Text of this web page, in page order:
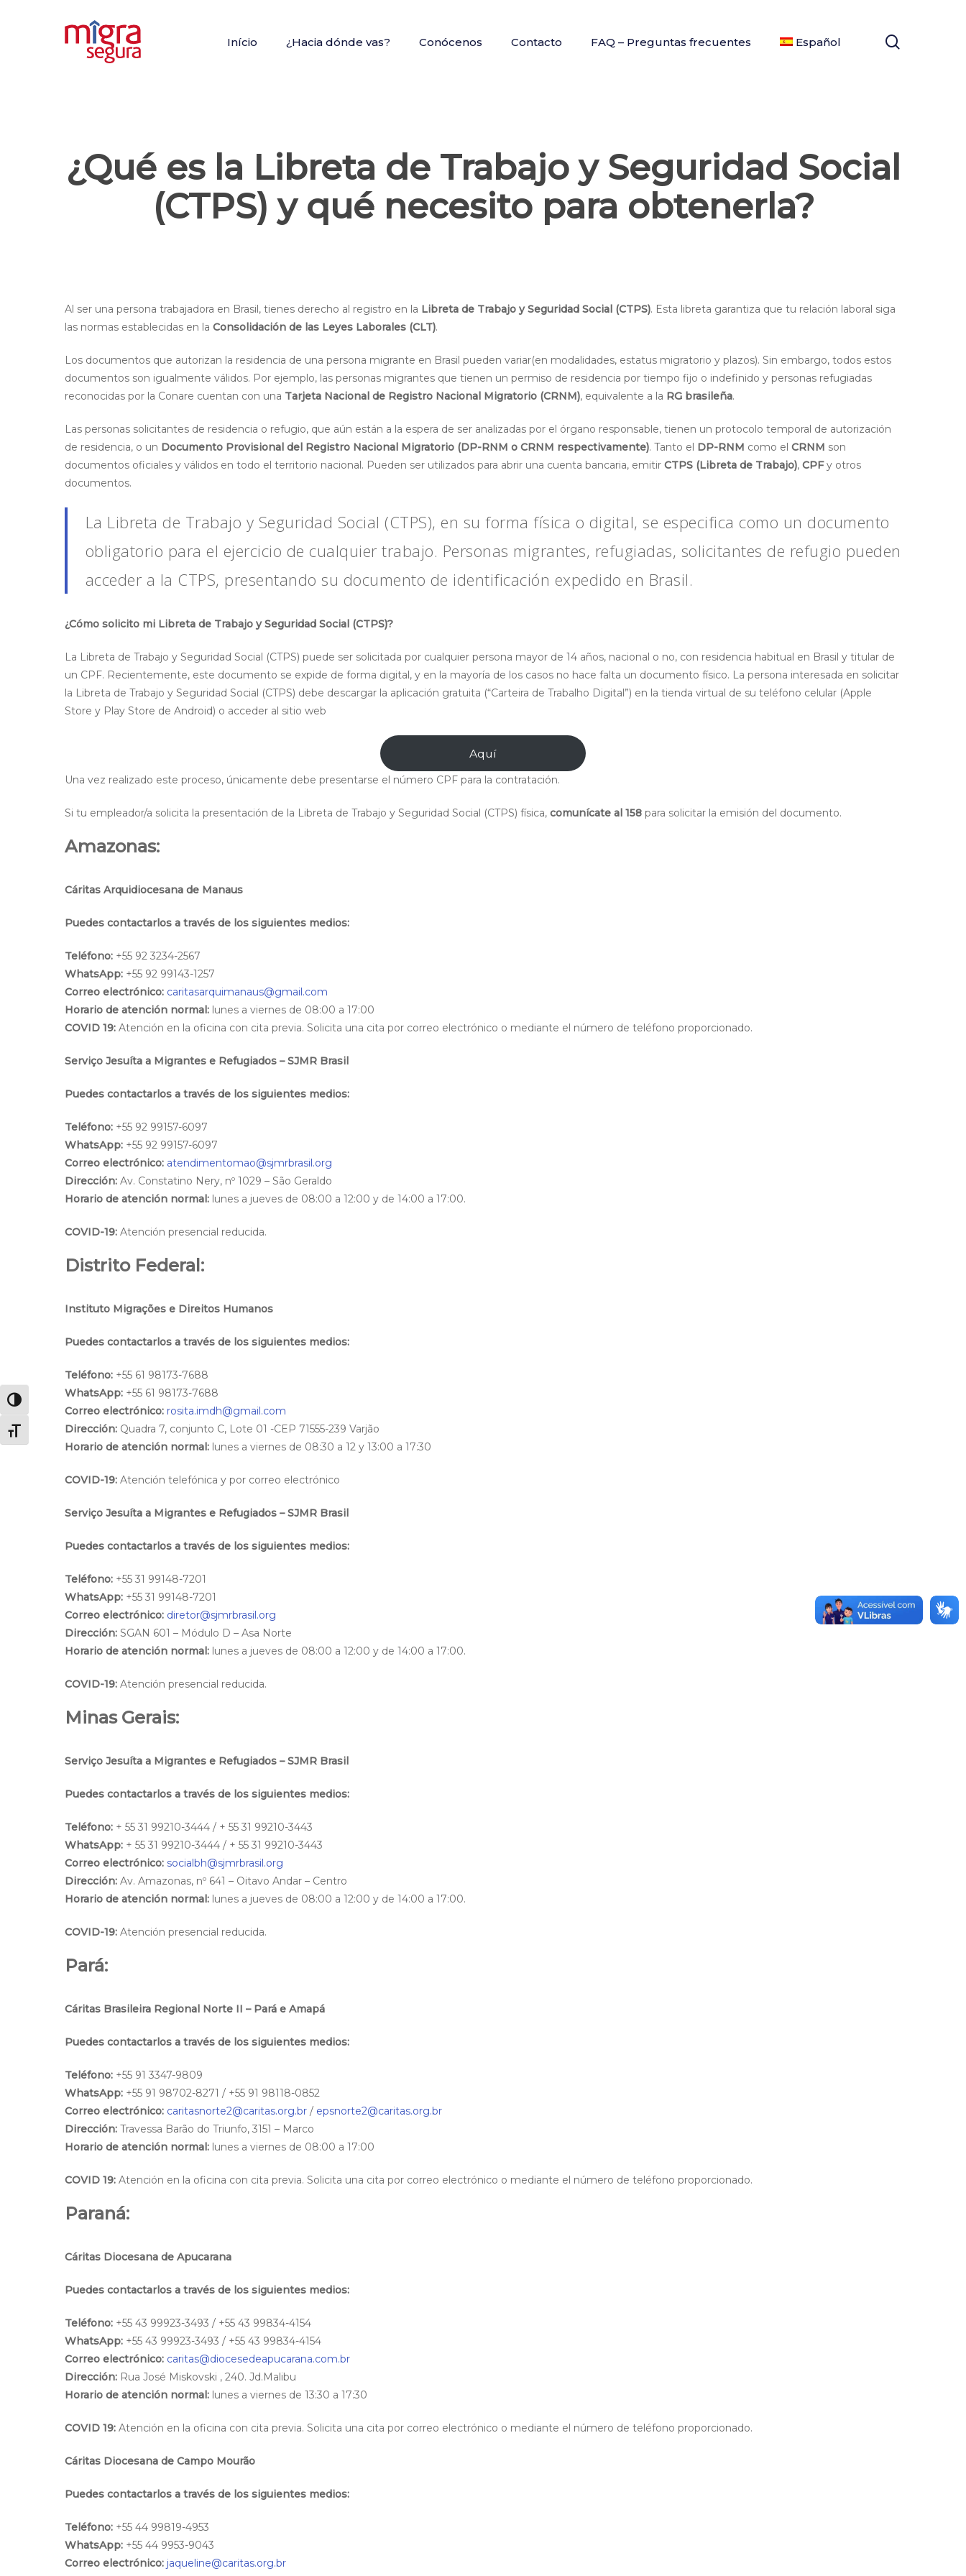
Alternar alto contraste
Alternar tamaño de letra
Início ¿Hacia dónde vas? Conócenos Contacto FAQ – Preguntas frecuentes Español
¿Qué es la Libreta de Trabajo y Seguridad Social
(CTPS) y qué necesito para obtenerla?
Al ser una persona trabajadora en Brasil, tienes derecho al registro en la Libreta de Trabajo y Seguridad Social (CTPS). Esta libreta garantiza que tu relación laboral siga
las normas establecidas en la Consolidación de las Leyes Laborales (CLT).
Los documentos que autorizan la residencia de una persona migrante en Brasil pueden variar(en modalidades, estatus migratorio y plazos). Sin embargo, todos estos
documentos son igualmente válidos. Por ejemplo, las personas migrantes que tienen un permiso de residencia por tiempo fijo o indefinido y personas refugiadas
reconocidas por la Conare cuentan con una Tarjeta Nacional de Registro Nacional Migratorio (CRNM), equivalente a la RG brasileña.
Las personas solicitantes de residencia o refugio, que aún están a la espera de ser analizadas por el órgano responsable, tienen un protocolo temporal de autorización
de residencia, o un Documento Provisional del Registro Nacional Migratorio (DP-RNM o CRNM respectivamente). Tanto el DP-RNM como el CRNM son
documentos oficiales y válidos en todo el territorio nacional. Pueden ser utilizados para abrir una cuenta bancaria, emitir CTPS (Libreta de Trabajo), CPFy otros
documentos.
La Libreta de Trabajo y Seguridad Social (CTPS), en su forma física o digital, se especifica como un documento
obligatorio para el ejercicio de cualquier trabajo. Personas migrantes, refugiadas, solicitantes de refugio pueden
acceder a la CTPS, presentando su documento de identificación expedido en Brasil.
¿Cómo solicito mi Libreta de Trabajo y Seguridad Social (CTPS)?
La Libreta de Trabajo y Seguridad Social (CTPS) puede ser solicitada por cualquier persona mayor de 14 años, nacional o no, con residencia habitual en Brasil y titular de
un CPF. Recientemente, este documento se expide de forma digital, y en la mayoría de los casos no hace falta un documento físico. La persona interesada en solicitar
la Libreta de Trabajo y Seguridad Social (CTPS) debe descargar la aplicación gratuita (“Carteira de Trabalho Digital”) en la tienda virtual de su teléfono celular (Apple
Store y Play Store de Android) o acceder al sitio web
Aquí
Una vez realizado este proceso, únicamente debe presentarse el número CPF para la contratación.
Si tu empleador/a solicita la presentación de la Libreta de Trabajo y Seguridad Social (CTPS) física, comunícate al 158 para solicitar la emisión del documento.
Amazonas:
Cáritas Arquidiocesana de Manaus
Puedes contactarlos a través de los siguientes medios:
Teléfono: +55 92 3234-2567
WhatsApp: +55 92 99143-1257
Correo electrónico: caritasarquimanaus@gmail.com
Horario de atención normal: lunes a viernes de 08:00 a 17:00
COVID 19: Atención en la oficina con cita previa. Solicita una cita por correo electrónico o mediante el número de teléfono proporcionado.
Serviço Jesuíta a Migrantes e Refugiados – SJMR Brasil
Puedes contactarlos a través de los siguientes medios:
Teléfono: +55 92 99157-6097
WhatsApp: +55 92 99157-6097
Correo electrónico: atendimentomao@sjmrbrasil.org
Dirección: Av. Constatino Nery, nº 1029 – São Geraldo
Horario de atención normal: lunes a jueves de 08:00 a 12:00 y de 14:00 a 17:00.
COVID-19: Atención presencial reducida.
Distrito Federal:
Instituto Migrações e Direitos Humanos
Puedes contactarlos a través de los siguientes medios:
Teléfono: +55 61 98173-7688
WhatsApp: +55 61 98173-7688
Correo electrónico: rosita.imdh@gmail.com
Dirección: Quadra 7, conjunto C, Lote 01 -CEP 71555-239 Varjão
Horario de atención normal: lunes a viernes de 08:30 a 12 y 13:00 a 17:30
COVID-19: Atención telefónica y por correo electrónico
Serviço Jesuíta a Migrantes e Refugiados – SJMR Brasil
Puedes contactarlos a través de los siguientes medios:
Teléfono: +55 31 99148-7201
WhatsApp: +55 31 99148-7201
Correo electrónico: diretor@sjmrbrasil.org
Dirección: SGAN 601 – Módulo D – Asa Norte
Horario de atención normal: lunes a jueves de 08:00 a 12:00 y de 14:00 a 17:00.
COVID-19: Atención presencial reducida.
Minas Gerais:
Serviço Jesuíta a Migrantes e Refugiados – SJMR Brasil
Puedes contactarlos a través de los siguientes medios:
Teléfono: + 55 31 99210-3444 / + 55 31 99210-3443
WhatsApp: + 55 31 99210-3444 / + 55 31 99210-3443
Correo electrónico: socialbh@sjmrbrasil.org
Dirección: Av. Amazonas, nº 641 – Oitavo Andar – Centro
Horario de atención normal: lunes a jueves de 08:00 a 12:00 y de 14:00 a 17:00.
COVID-19: Atención presencial reducida.
Pará:
Cáritas Brasileira Regional Norte II – Pará e Amapá
Puedes contactarlos a través de los siguientes medios:
Teléfono: +55 91 3347-9809
WhatsApp: +55 91 98702-8271 / +55 91 98118-0852
Correo electrónico: caritasnorte2@caritas.org.br / epsnorte2@caritas.org.br
Dirección: Travessa Barão do Triunfo, 3151 – Marco
Horario de atención normal: lunes a viernes de 08:00 a 17:00
COVID 19: Atención en la oficina con cita previa. Solicita una cita por correo electrónico o mediante el número de teléfono proporcionado.
Paraná:
Cáritas Diocesana de Apucarana
Puedes contactarlos a través de los siguientes medios:
Teléfono: +55 43 99923-3493 / +55 43 99834-4154
WhatsApp: +55 43 99923-3493 / +55 43 99834-4154
Correo electrónico: caritas@diocesedeapucarana.com.br
Dirección: Rua José Miskovski , 240. Jd.Malibu
Horario de atención normal: lunes a viernes de 13:30 a 17:30
COVID 19: Atención en la oficina con cita previa. Solicita una cita por correo electrónico o mediante el número de teléfono proporcionado.
Cáritas Diocesana de Campo Mourão
Puedes contactarlos a través de los siguientes medios:
Teléfono: +55 44 99819-4953
WhatsApp: +55 44 9953-9043
Correo electrónico: jaqueline@caritas.org.br